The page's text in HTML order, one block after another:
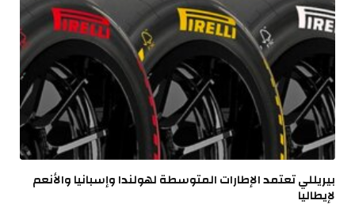
بيريللي تعتمد الإطارات المتوسطة لهولندا وإسبانيا والأنعم
لإيطاليا